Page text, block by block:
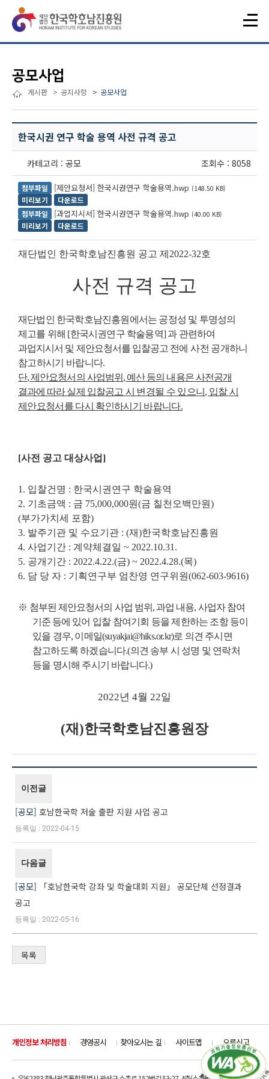
공모사업
게시판 공지사항 공모사업
한국시권 연구 학술 용역 사전 규격 공고
카테고리 : 공모 조회수 : 8058
첨부파일 [제안요청서] 한국시권연구 학술용역.hwp (148.50 KB)
미리보기
다운로드
첨부파일
[과업지시서] 한국시권연구 학술용역.hwp (40.00 KB)
미리보기 다운로드
재단법인 한국학호남진흥원 공고 제 2022-32호
사전 규격 공고
재단법인 한국학호남진흥원에서는 공정성 및 투명성의
제고를 위해 [한국시권연구 학술용역]과 관련하여
과업지시서 및 제안요청서를 입찰공고 전에 사전 공개하니
참고하시기 바랍니다.
단,제안요청서의 사업범위 , 예산 등의 내용은 사전공개
결과에 따라 실제 입찰공고 시 변경될 수 있으니 , 입찰 시
제안요청서를 다시 확인하시기 바랍니다.
[사전 공고 대상사업]
1. 입찰건명 : 한국시권연구 학술용역
2. 기초금액 : 금 75,000,000원(금 칠천오백만원)
(부가가치세 포함)
3. 발주기관 및 수요기관 : (재)한국학호남진흥원
4. 사업기간 : 계약체결일 ~ 2022.10.31.
5. 공개기간 : 2022.4.22.(금) ~ 2022.4.28.(목)
6. 담 당 자 : 기획연구부 엄찬영 연구위원(062-603-9616)
※ 첨부된 제안요청서의 사업 범위 , 과업 내용, 사업자 참여
기준 등에 있어 입찰 참여기회 등을 제한하는 조항 등이
있을 경우, 이메일(suyakjai@hiks.or.kr)로 의견 주시면
참고하도록 하겠습니다.(의견 송부 시 성명 및 연락처
등을 명시해 주시기 바랍니다.)
2022년 4월 22일
(재 )한국학호남진흥원장
이전글
공모 호남한국학 저술 출판 지원 사업 공고
2022-04-15
다음글
공모
「호남한국학 강좌 및 학술대회 지원」 공모단체 선정결과
공고
2022-05-16
목록
개인정보 처리방침 경영공시 찾아오시는 길 사이트맵 오류신고